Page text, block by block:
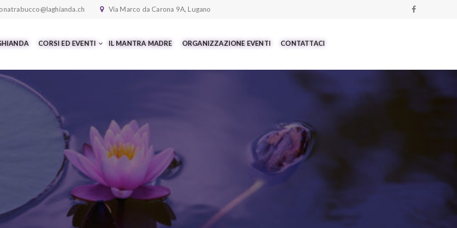
Via Marco da Carona 9A, Lugano
CORSI ED EVENTI IL MANTRA MADRE ORGANIZZAZIONE EVENTI CONTATTACI